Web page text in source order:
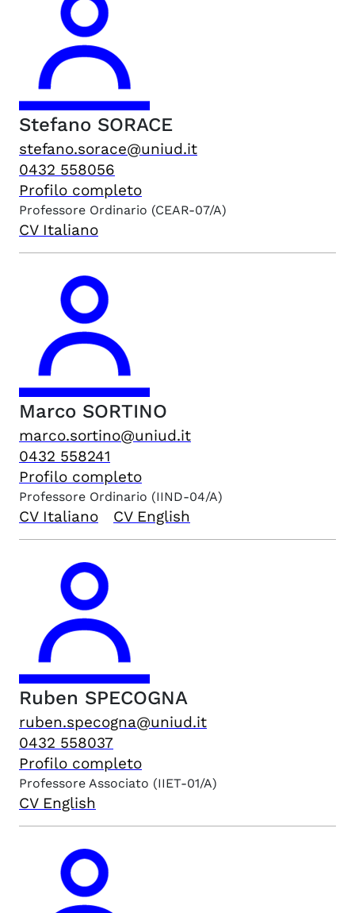
Stefano SORACE
stefano.sorace@uniud.it
0432 558056
Profilo completo
Professore Ordinario (CEAR-07/A)
CV Italiano
Marco SORTINO
marco.sortino@uniud.it
0432 558241
Profilo completo
Professore Ordinario (IIND-04/A)
CV Italiano CV English
Ruben SPECOGNA
ruben.specogna@uniud.it
0432 558037
Profilo completo
Professore Associato (IIET-01/A)
CV English